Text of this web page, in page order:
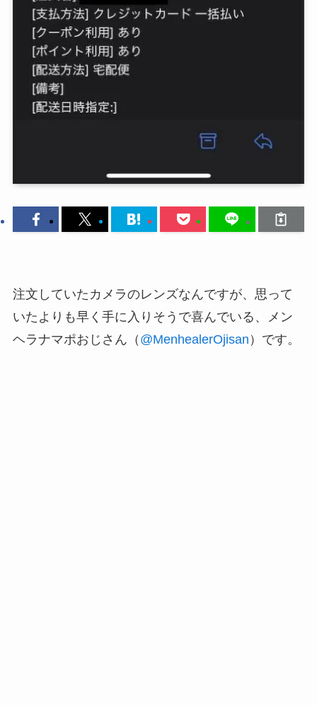
注文していたカメラのレンズなんですが、思って
いたよりも早く手に入りそうで喜んでいる、メン
ヘラナマポおじさん（ @MenhealerOjisan ）です。